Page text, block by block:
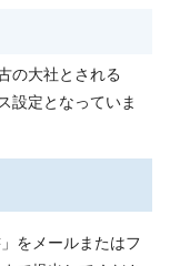
の大社とされる
設定となっていま
をメールまたはフ